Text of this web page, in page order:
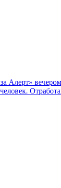
Алерт»